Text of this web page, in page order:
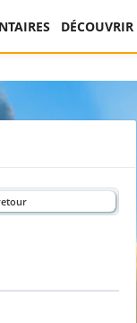
DÉCOUVRIR